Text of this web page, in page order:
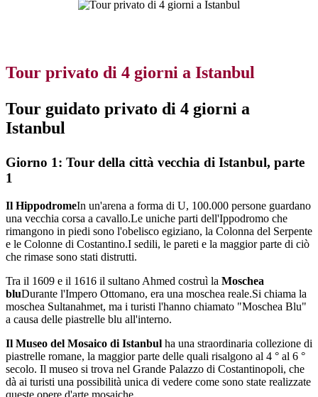
Tour privato di 4 giorni a Istanbul
Tour guidato privato di 4 giorni a
Istanbul
Giorno 1: Tour della città vecchia di Istanbul, parte
1
Il HippodromeIn un'arena a forma di U, 100.000 persone guardano
una vecchia corsa a cavallo.Le uniche parti dell'Ippodromo che
rimangono in piedi sono l'obelisco egiziano, la Colonna del Serpente
e le Colonne di Costantino.I sedili, le pareti e la maggior parte di ciò
che rimase sono stati distrutti.
Tra il 1609 e il 1616 il sultano Ahmed costruì la Moschea
bluDurante l'Impero Ottomano, era una moschea reale.Si chiama la
moschea Sultanahmet, ma i turisti l'hanno chiamato "Moschea Blu"
a causa delle piastrelle blu all'interno.
Il Museo del Mosaico di Istanbul ha una straordinaria collezione di
piastrelle romane, la maggior parte delle quali risalgono al 4 ° al 6 °
secolo. Il museo si trova nel Grande Palazzo di Costantinopoli, che
dà ai turisti una possibilità unica di vedere come sono state realizzate
queste opere d'arte mosaiche.